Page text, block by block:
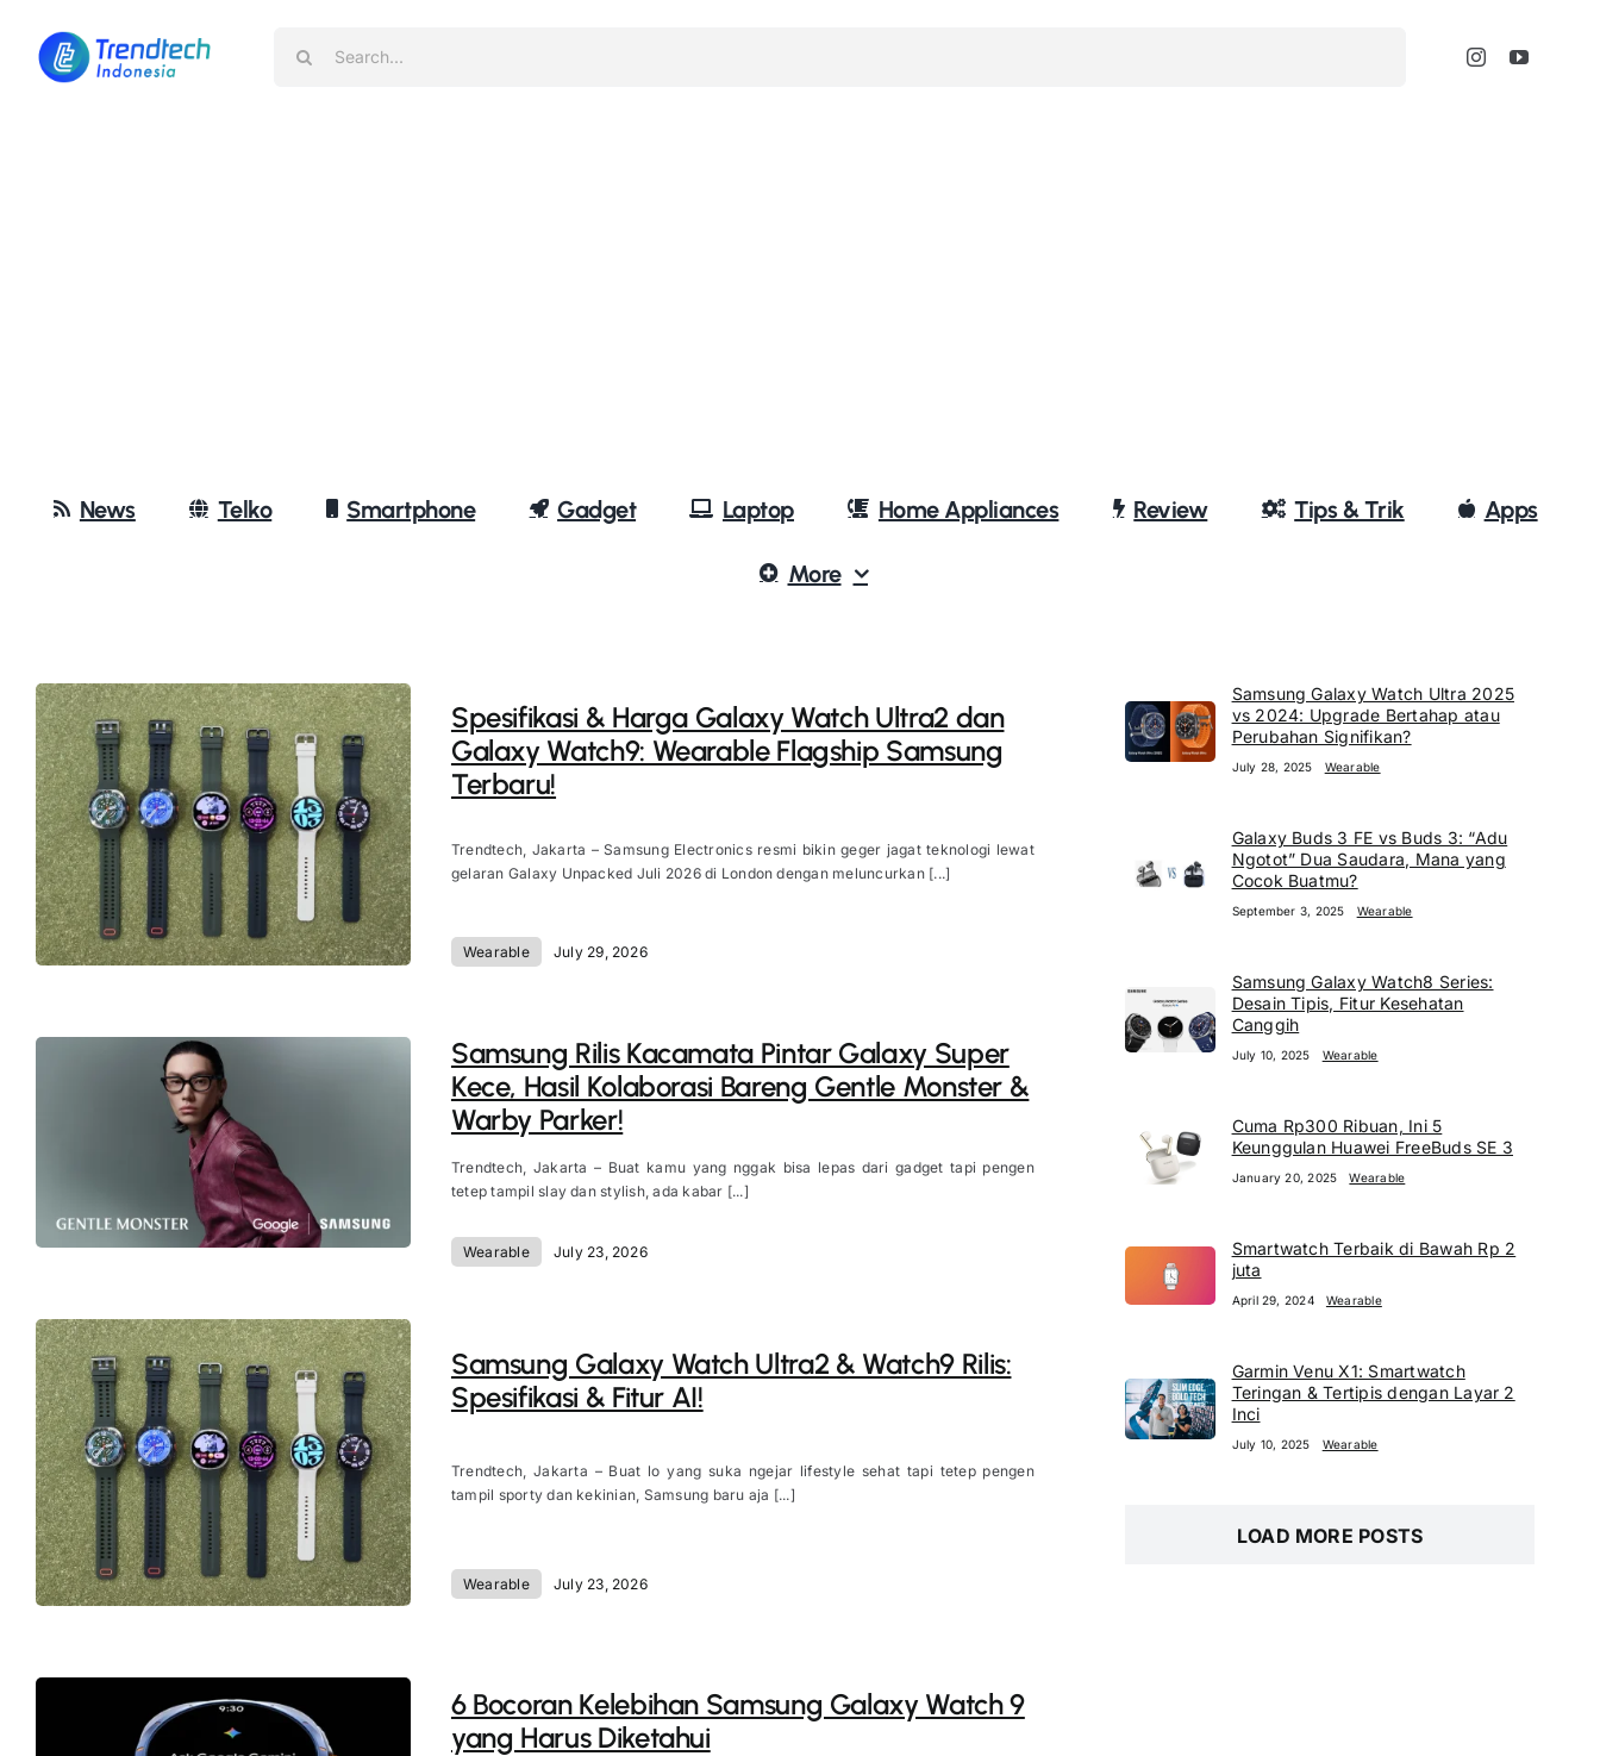
content
News Telko Smartphone Gadget Laptop Home Appliances Review Tips & Trik Apps
More
Spesifikasi & Harga Galaxy Watch Ultra2 dan
Galaxy Watch9: Wearable Flagship Samsung
Terbaru!
Trendtech, Jakarta – Samsung Electronics resmi bikin geger jagat teknologi lewat
gelaran Galaxy Unpacked Juli 2026 di London dengan meluncurkan [...]
Wearable July 29, 2026
Samsung Rilis Kacamata Pintar Galaxy Super
Kece, Hasil Kolaborasi Bareng Gentle Monster &
Warby Parker!
Trendtech, Jakarta – Buat kamu yang nggak bisa lepas dari gadget tapi pengen
tetep tampil slay dan stylish, ada kabar [...]
Wearable July 23, 2026
Samsung Galaxy Watch Ultra2 & Watch9 Rilis:
Spesifikasi & Fitur AI!
Trendtech, Jakarta – Buat lo yang suka ngejar lifestyle sehat tapi tetep pengen
tampil sporty dan kekinian, Samsung baru aja [...]
Wearable July 23, 2026
6 Bocoran Kelebihan Samsung Galaxy Watch 9
yang Harus Diketahui
Samsung Galaxy Watch Ultra 2025
vs 2024: Upgrade Bertahap atau
Perubahan Signifikan?
July 28, 2025 Wearable
Galaxy Buds 3 FE vs Buds 3: “Adu
Ngotot” Dua Saudara, Mana yang
Cocok Buatmu?
September 3, 2025 Wearable
Samsung Galaxy Watch8 Series:
Desain Tipis, Fitur Kesehatan
Canggih
July 10, 2025 Wearable
Cuma Rp300 Ribuan, Ini 5
Keunggulan Huawei FreeBuds SE 3
January 20, 2025 Wearable
Smartwatch Terbaik di Bawah Rp 2
juta
April 29, 2024 Wearable
Garmin Venu X1: Smartwatch
Teringan & Tertipis dengan Layar 2
Inci
July 10, 2025 Wearable
LOAD MORE POSTS